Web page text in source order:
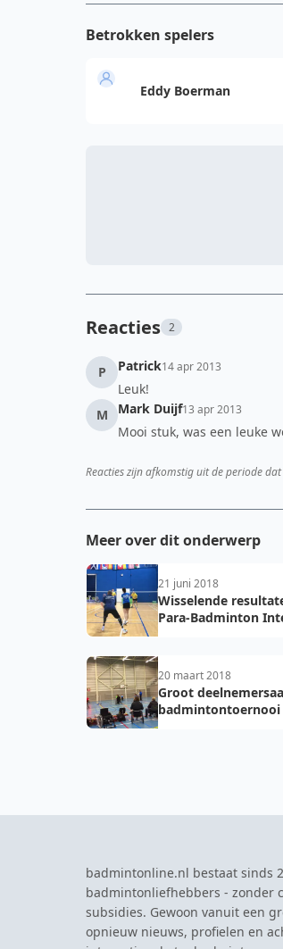
Betrokken spelers
Eddy Boerman
Reacties 2
P Patrick14 apr 2013
Leuk!
M
Mark Duijf13 apr 2013
Mooi stuk, was een leuke
Reacties zijn afkomstig uit de periode
Meer over dit onderwerp
21 juni 2018
Wisselende
Para-Badminton
20 maart 2018
Groot
badmintontoernooi
badmintonline.nl bestaat sinds
badmintonliefhebbers - zonder
subsidies. Gewoon vanuit een
opnieuw nieuws, profielen en